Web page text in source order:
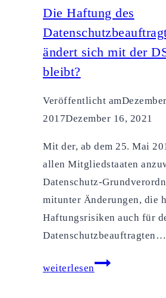
Die Haftung des
ändert sich mit der
bleibt?
Veröffentlicht am
2017Dezember 16, 2021
Mit der, ab dem 25. Mai
allen Mitgliedstaaten
Datenschutz-
mitunter Änderungen, die
Haftungsrisiken auch für
Datenschutzbeauftragten…
weiterlesenDie